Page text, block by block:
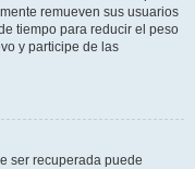
remueven sus usuarios
tiempo para reducir el peso
y participe de las
ser recuperada puede